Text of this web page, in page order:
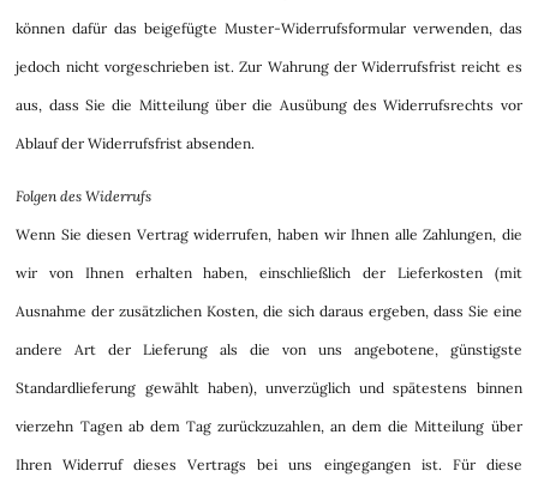
können dafür das beigefügte Muster-Widerrufsformular verwenden, das
jedoch nicht vorgeschrieben ist. Zur Wahrung der Widerrufsfrist reicht es
aus, dass Sie die Mitteilung über die Ausübung des Widerrufsrechts vor
Ablauf der Widerrufsfrist absenden.
Folgen des Widerrufs
Wenn Sie diesen Vertrag widerrufen, haben wir Ihnen alle Zahlungen, die
wir von Ihnen erhalten haben, einschließlich der Lieferkosten (mit
Ausnahme der zusätzlichen Kosten, die sich daraus ergeben, dass Sie eine
andere Art der Lieferung als die von uns angebotene, günstigste
Standardlieferung gewählt haben), unverzüglich und spätestens binnen
vierzehn Tagen ab dem Tag zurückzuzahlen, an dem die Mitteilung über
Ihren Widerruf dieses Vertrags bei uns eingegangen ist. Für diese